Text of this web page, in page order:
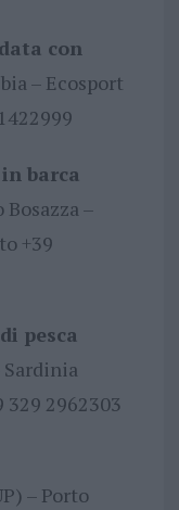
con
– Ecosport
barca
–
+39
pesca
Sardinia
329 2962303
– Porto